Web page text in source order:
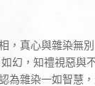
，真心與雜染無
幻，知禮視惡與
為雜染一如智慧